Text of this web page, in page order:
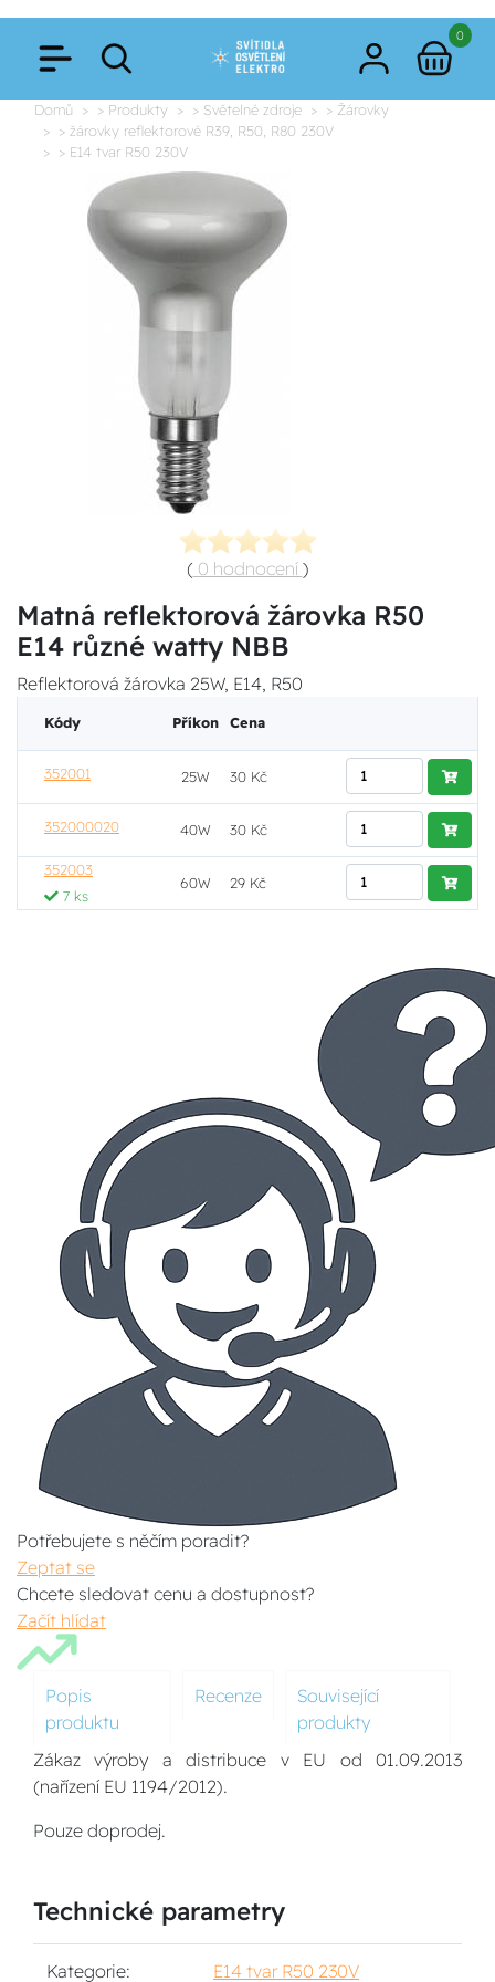
0
Domů > Produkty > Světelné zdroje
> Žárovky
> žárovky reflektorové R39, R50, R80 230V
> E14 tvar R50 230V
( 0 hodnocení )
Matná reflektorová žárovka R50
E14 různé watty NBB
Reflektorová žárovka 25W, E14, R50
Kódy Příkon Cena
352001 25W 30 Kč
352000020 40W 30 Kč
352003
7 ks
60W 29 Kč
Potřebujete s něčím poradit?
Zeptat se
Chcete sledovat cenu a dostupnost?
Začít hlídat
Popis
produktu
Recenze
Související
produkty
Zákaz výroby a distribuce v EU od 01.09.2013
(nařízení EU 1194/2012).
Pouze doprodej.
Technické parametry
Kategorie: E14 tvar R50 230V